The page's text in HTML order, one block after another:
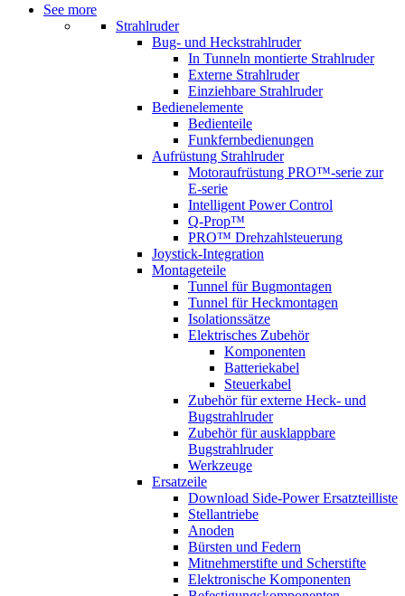
See more
Strahlruder
Bug- und Heckstrahlruder
In Tunneln montierte Strahlruder
Externe Strahlruder
Einziehbare Strahlruder
Bedienelemente
Bedienteile
Funkfernbedienungen
Aufrüstung Strahlruder
Motoraufrüstung PRO™-serie zur
E-serie
Intelligent Power Control
Q-Prop™
PRO™ Drehzahlsteuerung
Joystick-Integration
Montageteile
Tunnel für Bugmontagen
Tunnel für Heckmontagen
Isolationssätze
Elektrisches Zubehör
Komponenten
Batteriekabel
Steuerkabel
Zubehör für externe Heck- und
Bugstrahlruder
Zubehör für ausklappbare
Bugstrahlruder
Werkzeuge
Ersatzeile
Download Side-Power Ersatzteilliste
Stellantriebe
Anoden
Bürsten und Federn
Mitnehmerstifte und Scherstifte
Elektronische Komponenten